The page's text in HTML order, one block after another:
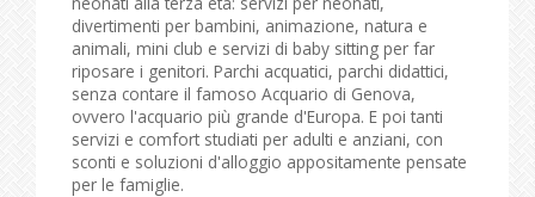
divertimenti per bambini, animazione, natura e
animali, mini club e servizi di baby sitting per far
riposare i genitori. Parchi acquatici, parchi didattici,
senza contare il famoso Acquario di Genova,
ovvero l'acquario più grande d'Europa. E poi tanti
servizi e comfort studiati per adulti e anziani, con
sconti e soluzioni d'alloggio appositamente pensate
per le famiglie.